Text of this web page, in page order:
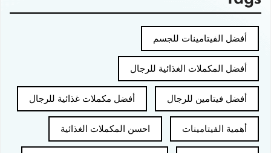
أفضل الفيتامينات للجسم
أفضل المكملات الغذائية للرجال
أفضل فيتامين للرجال أفضل مكملات غذائية للرجال
أهمية الفيتامينات احسن المكملات الغذائية